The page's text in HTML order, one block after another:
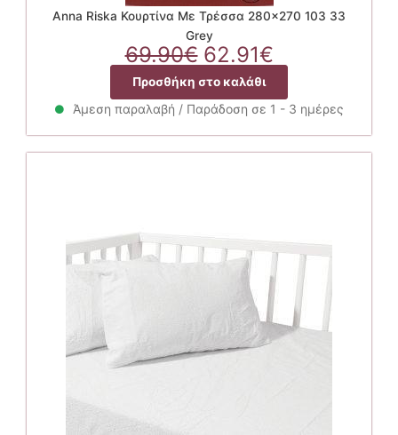
Anna Riska Κουρτίνα Με Τρέσσα 280×270 103 33
Grey
69.90€ Original
price
was:
69.90€.
62.91€Η
τρέχουσα
τιμή
είναι:
62.91€.
Προσθήκη στο καλάθι
Άμεση παραλαβή / Παράδοση σε 1 - 3 ημέρες